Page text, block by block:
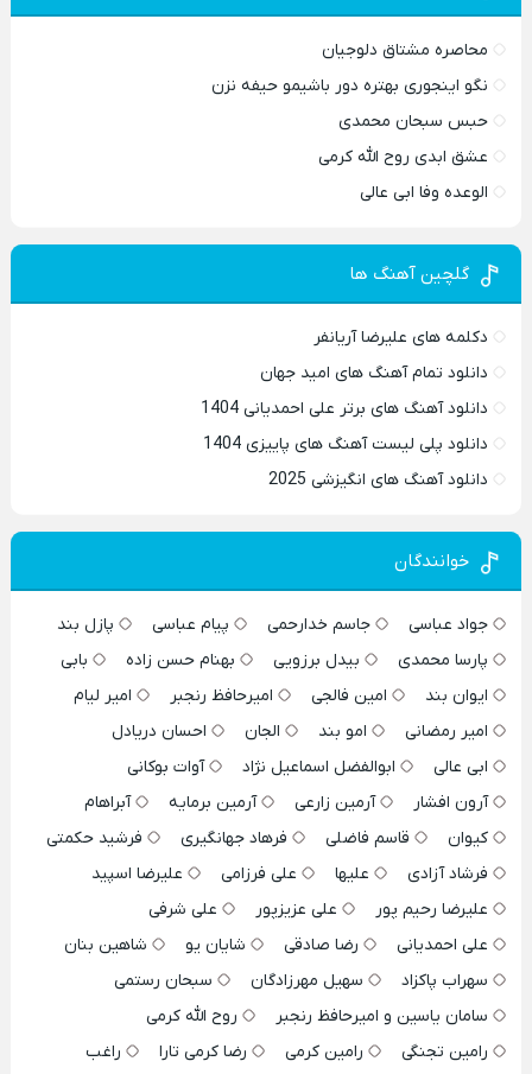
محاصره مشتاق دلوجیان
نگو اینجوری بهتره دور باشیمو حیفه نزن
حبس سبحان محمدی
عشق ابدی روح الله کرمی
الوعده وفا ابی عالی
گلچین آهنگ ها
دکلمه های علیرضا آریانفر
دانلود تمام آهنگ های امید جهان
دانلود آهنگ های برتر علی احمدیانی 1404
دانلود پلی لیست آهنگ های پاییزی 1404
دانلود آهنگ های انگیزشی 2025
خوانندگان
جواد عباسی جاسم خدارحمی پیام عباسی
پازل بند
پارسا محمدی
بیدل برزویی بهنام حسن زاده
بابی
ایوان بند
امین فالجی امیرحافظ رنجبر
امیر لیام
امیر رمضانی
امو بند الجان
احسان دریادل
ابی عالی
ابوالفضل اسماعیل نژاد
آوات بوکانی
آرون افشار
آرمین زارعی آرمین برمایه
آبراهام
کیوان
قاسم فاضلی فرهاد جهانگیری
فرشید حکمتی
فرشاد آزادی
علیها علی فرزامی
علیرضا اسپید
علیرضا رحیم پور
علی عزیزپور
علی شرفی
علی احمدیانی
رضا صادقی شایان یو
شاهین بنان
سهراب پاکزاد
سهیل مهرزادگان
سبحان رستمی
سامان یاسین و امیرحافظ رنجبر
روح الله کرمی
رامین تجنگی
رامین کرمی رضا کرمی تارا
راغب